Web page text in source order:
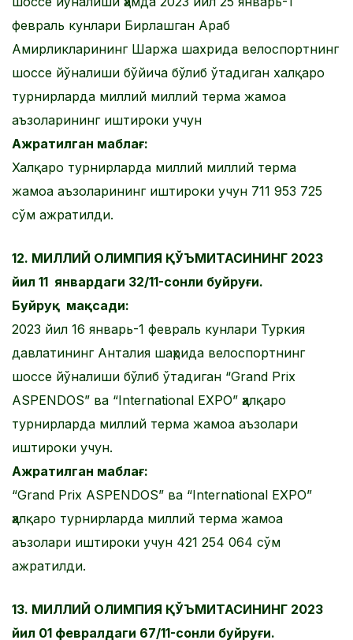
февраль кунлари Бирлашган Араб
Амирликларининг Шаржа шахрида велоспортнинг
шоссе йўналиши бўйича бўлиб ўтадиган халқаро
турнирларда миллий миллий терма жамоа
аъзоларининг иштироки учун
Ажратилган маблағ:
Халқаро турнирларда миллий миллий терма
жамоа аъзоларининг иштироки учун 711 953 725
сўм ажратилди.
12. МИЛЛИЙ ОЛИМПИЯ ҚЎЪМИТАСИНИНГ 2023
йил 11 январдаги 32/11-сонли буйруғи.
Буйруқ мақсади:
2023 йил 16 январь-1 февраль кунлари Туркия
давлатининг Анталия шаҳрида велоспортнинг
шоссе йўналиши бўлиб ўтадиган “Grand Prix
ASPENDOS” ва “International EXPO” ҳалқаро
турнирларда миллий терма жамоа аъзолари
иштироки учун.
Ажратилган маблағ:
“Grand Prix ASPENDOS” ва “International EXPO”
ҳалқаро турнирларда миллий терма жамоа
аъзолари иштироки учун 421 254 064 сўм
ажратилди.
13. МИЛЛИЙ ОЛИМПИЯ ҚЎЪМИТАСИНИНГ 2023
йил 01 февралдаги 67/11-сонли буйруғи.